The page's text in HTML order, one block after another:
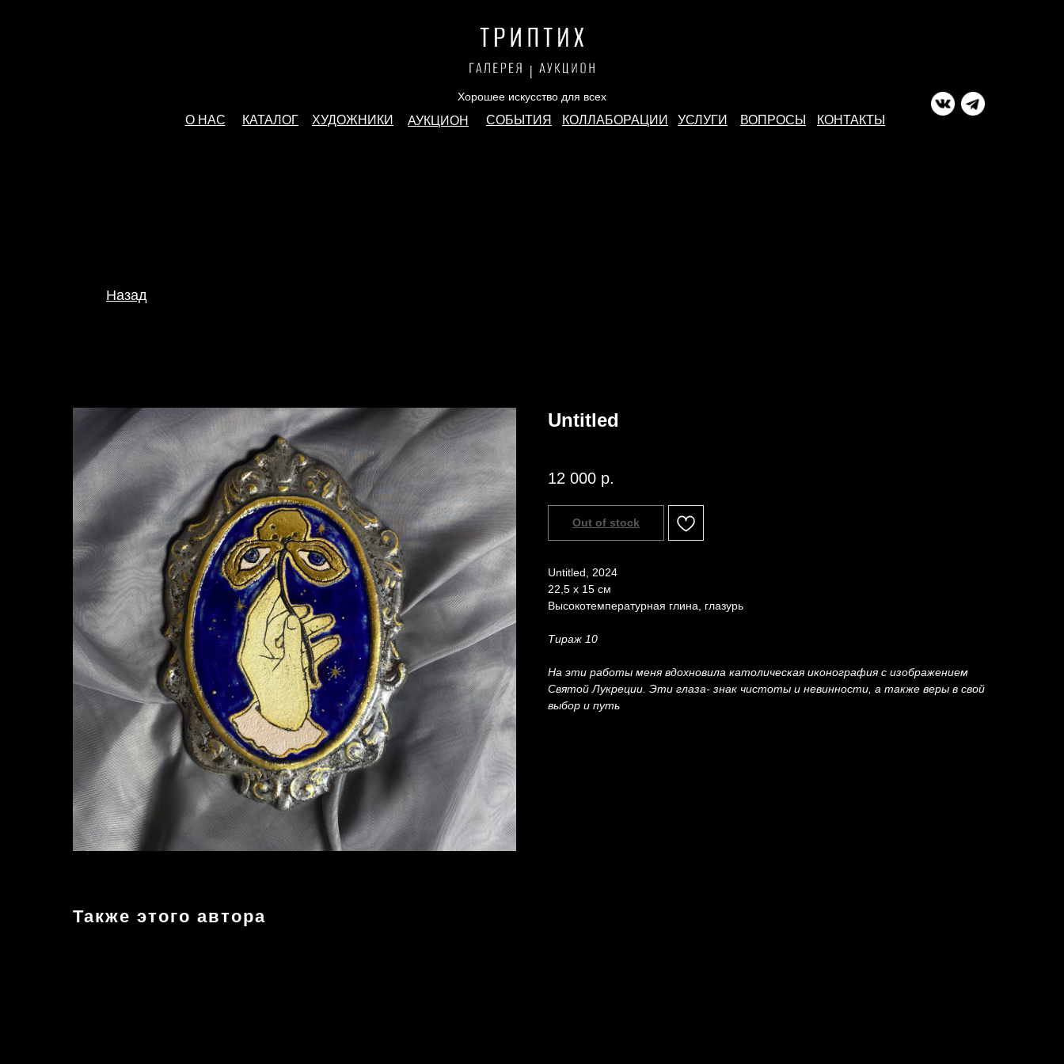
КАТАЛОГ
О НАС КОНТАКТЫ
УСЛУГИ ВОПРОСЫ
СОБЫТИЯ КОЛЛАБОРАЦИИ
ХУДОЖНИКИ АУКЦИОН
Хорошее искусство для всех
Назад /
Назад
Untitled
12 000 р.
Out of stock
Untitled, 2024
22,5 х 15 см
Высокотемпературная глина, глазурь
Тираж 10
На эти работы меня вдохновила католическая иконография с изображением
Святой Лукреции. Эти глаза- знак чистоты и невинности, а также веры в свой
выбор и путь
Также этого автора